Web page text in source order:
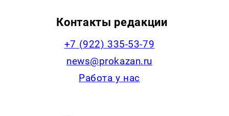
Контакты редакции
+7 (922) 335-53-79
news@prokazan.ru
Работа у нас